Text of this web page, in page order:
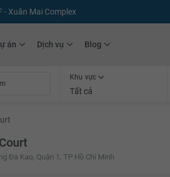
- Xuân Mai Complex
án Dịch vụ Blog
Khu vực
Tất cả
Đa Kao, Quận 1, TP Hồ Chí Minh